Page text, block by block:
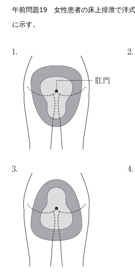
午前問題19 女性患者の床上排泄で洋
に示す。